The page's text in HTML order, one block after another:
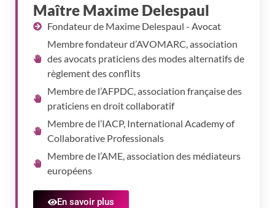
Maître Maxime Delespaul
Fondateur de Maxime Delespaul - Avocat​
Membre fondateur d’AVOMARC, association
des avocats praticiens des modes alternatifs de
règlement des conflits
Membre de l’AFPDC, association française des
praticiens en droit collaboratif
Membre de l’IACP, International Academy of
Collaborative Professionals
Membre de l’AME, association des médiateurs
européens
En savoir plus